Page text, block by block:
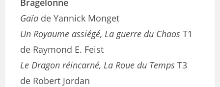
Bragelonne
Gaïa de Yannick Monget
Un Royaume assiégé, La guerre du Chaos T1
de Raymond E. Feist
Le Dragon réincarné, La Roue du Temps T3
de Robert Jordan